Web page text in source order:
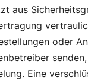
aus
oder
Eine